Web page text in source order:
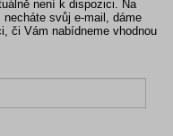
není k dispozici. Na
svůj e-mail, dáme
či Vám nabídneme vhodnou